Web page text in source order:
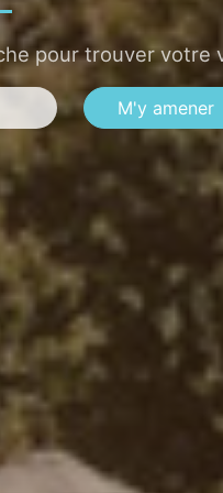
pour trouver votre
M'y amener